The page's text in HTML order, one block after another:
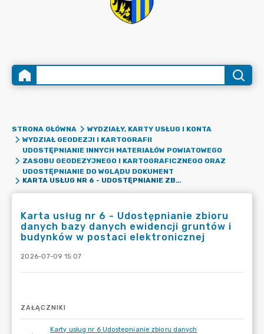
STRONA GŁÓWNA
WYDZIAŁY, KARTY USŁUG I KONTA
WYDZIAŁ GEODEZJI I KARTOGRAFII
UDOSTĘPNIANIE INNYCH MATERIAŁÓW POWIATOWEGO
ZASOBU GEODEZYJNEGO I KARTOGRAFICZNEGO ORAZ
UDOSTĘPNIANIE DO WGLĄDU DOKUMENT
KARTA USŁUG NR 6 - UDOSTĘPNIANIE ZBIORU DANYCH BAZY DANYCH EWIDENCJI GRUNTÓW I BUDYNKÓW W POSTACI ELEKTRONICZNEJ
Karta usług nr 6 - Udostępnianie zbioru
danych bazy danych ewidencji gruntów i
budynków w postaci elektronicznej
2026-07-09 15:07
ZAŁĄCZNIKI
Karty usług nr 6 Udostepnianie zbioru danych